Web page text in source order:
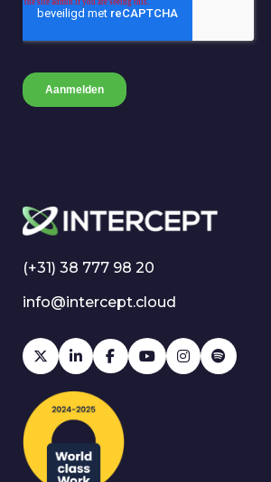
(+31) 38 777 98 20
info@intercept.cloud